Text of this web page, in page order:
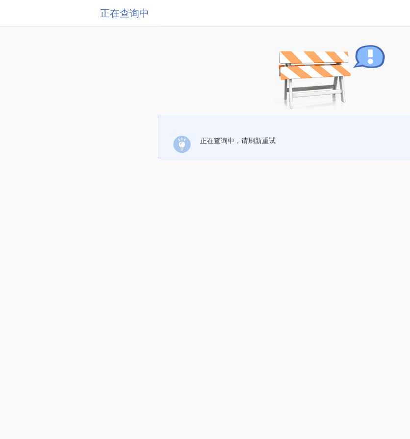
正在查询中
正在查询中，请刷新重试